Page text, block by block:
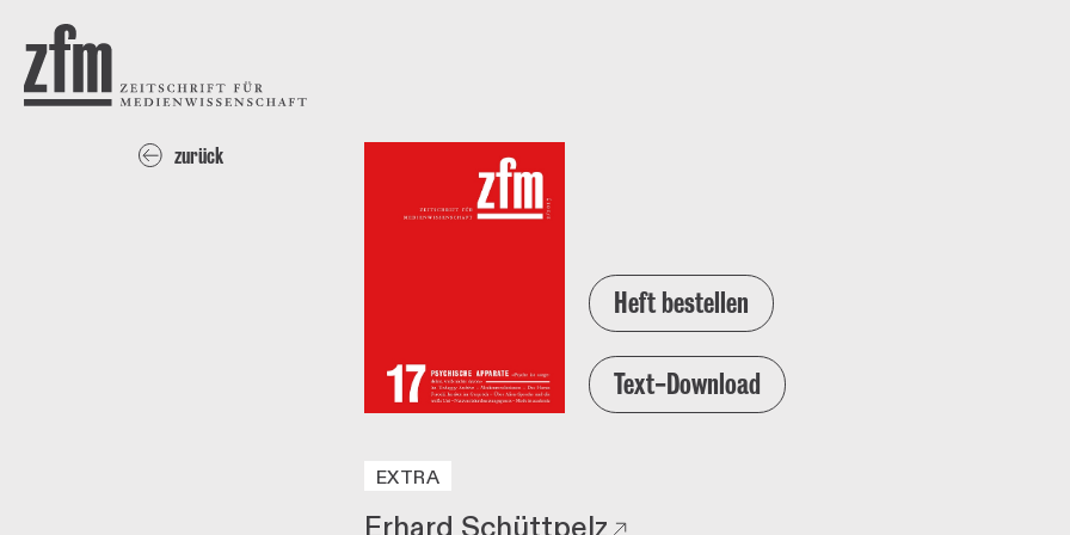
ZEITSCHRIFT FÜR
MEDIENWISSENSCHAFT
zurück
Heft bestellen
Text-Download
EXTRA